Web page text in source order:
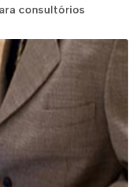
consultórios